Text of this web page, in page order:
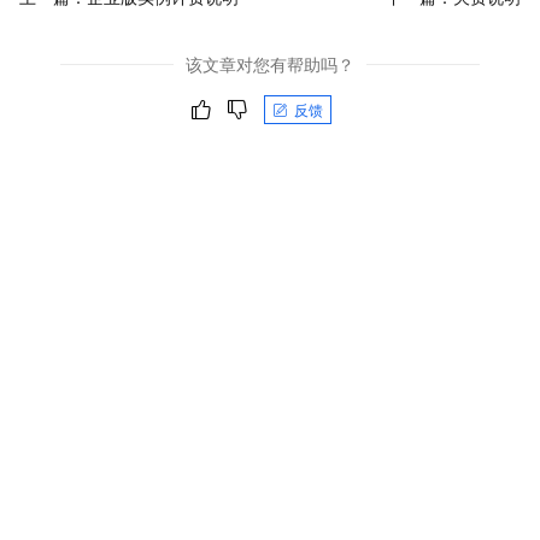
该文章对您有帮助吗？
反馈